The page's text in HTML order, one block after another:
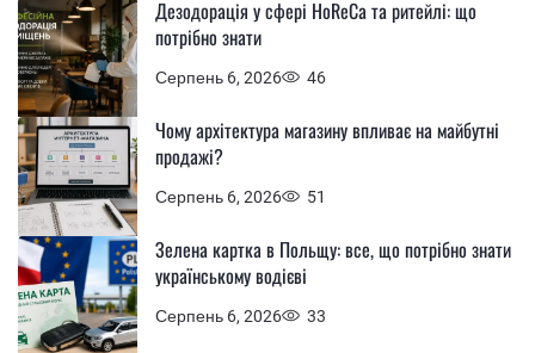
Серпень 6, 2026 46
Дезодорація у сфері HoReCa та ритейлі: що
потрібно знати
Серпень 6, 2026 51
Чому архітектура магазину впливає на майбутні
продажі?
Серпень 6, 2026 33
Зелена картка в Польщу: все, що потрібно знати
українському водієві